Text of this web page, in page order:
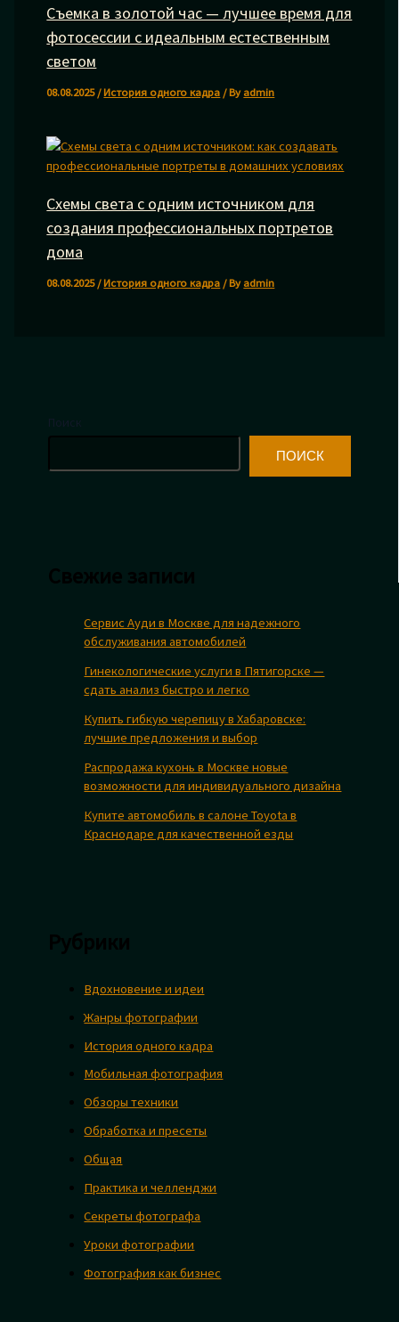
Съемка в золотой час — лучшее время для
фотосессии с идеальным естественным
светом
08.08.2025/История одного кадра / Byadmin
Схемы света с одним источником для
создания профессиональных портретов
дома
08.08.2025/История одного кадра / Byadmin
ПОИСК
Сервис Ауди в Москве для надежного
обслуживания автомобилей
Гинекологические услуги в Пятигорске —
сдать анализ быстро и легко
Купить гибкую черепицу в Хабаровске:
лучшие предложения и выбор
Распродажа кухонь в Москве новые
возможности для индивидуального дизайна
Купите автомобиль в салоне Toyota в
Краснодаре для качественной езды
Вдохновение и идеи
Жанры фотографии
История одного кадра
Мобильная фотография
Обзоры техники
Обработка и пресеты
Общая
Практика и челленджи
Секреты фотографа
Уроки фотографии
Фотография как бизнес